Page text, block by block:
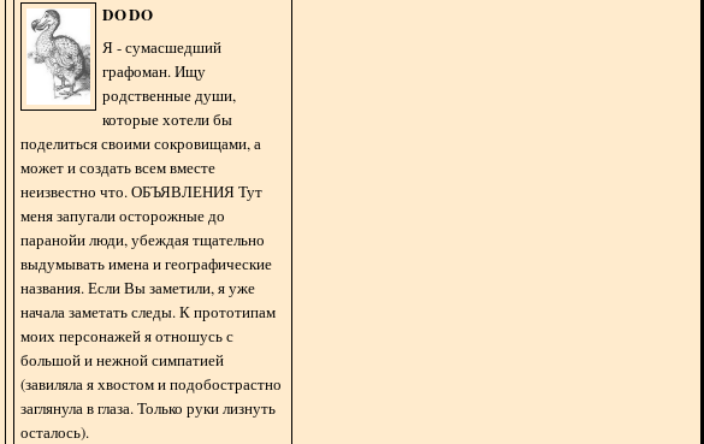
DODO
Я - сумасшедший
графоман. Ищу
родственные души,
которые хотели бы
поделиться своими сокровищами, а
может и создать всем вместе
неизвестно что. ОБЪЯВЛЕНИЯ Тут
меня запугали осторожные до
паранойи люди, убеждая тщательно
выдумывать имена и географические
названия. Если Вы заметили, я уже
начала заметать следы. К прототипам
моих персонажей я отношусь с
большой и нежной симпатией
(завиляла я хвостом и подобострастно
заглянула в глаза. Только руки лизнуть
осталось).